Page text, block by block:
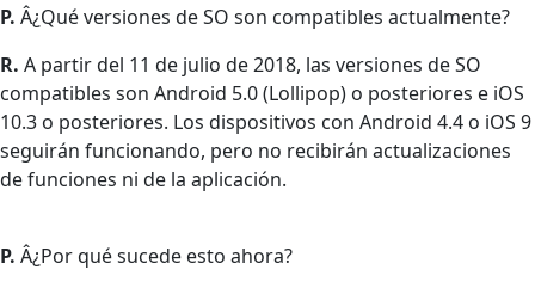
P. Â¿Qué versiones de SO son compatibles actualmente?
R. A partir del 11 de julio de 2018, las versiones de SO
compatibles son Android 5.0 (Lollipop) o posteriores e iOS
10.3 o posteriores. Los dispositivos con Android 4.4 o iOS 9
seguirán funcionando, pero no recibirán actualizaciones
de funciones ni de la aplicación.
P. Â¿Por qué sucede esto ahora?